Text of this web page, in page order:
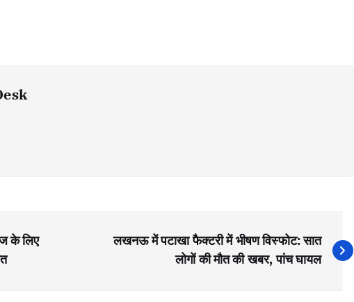
के लिए
लखनऊ में पटाखा फैक्टरी में भीषण विस्फोट: सात
लोगों की मौत की खबर, पांच घायल